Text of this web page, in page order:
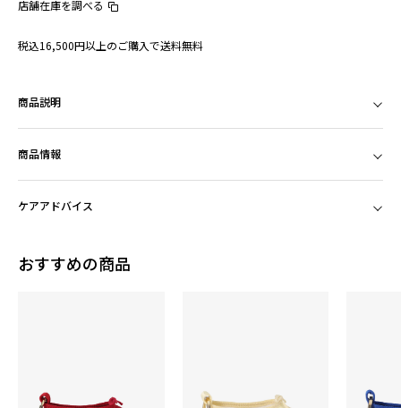
店舗在庫を調べる
税込16,500円以上のご購入で送料無料
商品説明
商品情報
ケアアドバイス
おすすめの商品